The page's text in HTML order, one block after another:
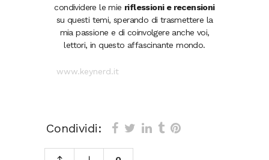
condividere le mie riflessioni e recensioni
su questi temi, sperando di trasmettere la
mia passione e di coinvolgere anche voi,
lettori, in questo affascinante mondo.
www.keynerd.it
Condividi: